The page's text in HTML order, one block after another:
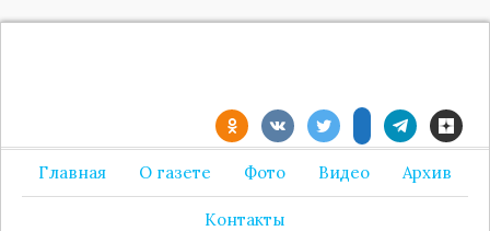
Главная О газете Фото Видео Архив
Контакты